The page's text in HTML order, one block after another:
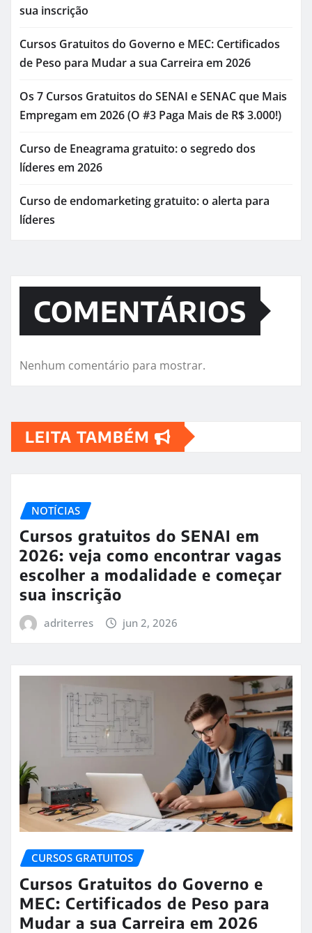
sua inscrição
Cursos Gratuitos do Governo e MEC: Certificados
de Peso para Mudar a sua Carreira em 2026
Os 7 Cursos Gratuitos do SENAI e SENAC que Mais
Empregam em 2026 (O #3 Paga Mais de R$ 3.000!)
Curso de Eneagrama gratuito: o segredo dos
líderes em 2026
Curso de endomarketing gratuito: o alerta para
líderes
COMENTÁRIOS
Nenhum comentário para mostrar.
LEITA TAMBÉM
NOTÍCIAS
Cursos gratuitos do SENAI em
2026: veja como encontrar vagas
escolher a modalidade e começar
sua inscrição
adriterres jun 2, 2026
CURSOS GRATUITOS
Cursos Gratuitos do Governo e
MEC: Certificados de Peso para
Mudar a sua Carreira em 2026